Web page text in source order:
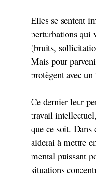
Elles se sentent
perturbations qui
(bruits,
Mais pour
protègent avec
Ce dernier leur
travail
que ce soit. Dans
aiderai à mettre
mental puissant
situations